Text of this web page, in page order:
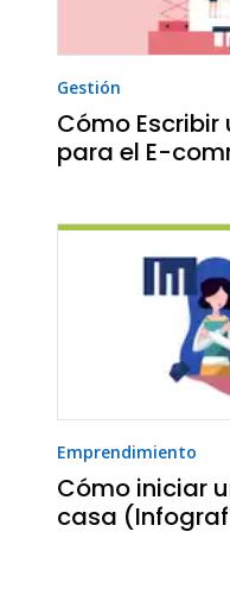
Gestión
Cómo Escribir
para el E-
Emprendimiento
Cómo iniciar
casa